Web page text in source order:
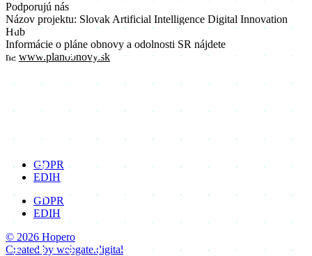
Podporujú nás
Názov projektu: Slovak Artificial Intelligence Digital Innovation
Hub
Informácie o pláne obnovy a odolnosti SR nájdete
na www.planobnovy.sk
GDPR
EDIH
GDPR
EDIH
© 2026 Hopero
Created by webgate.digital